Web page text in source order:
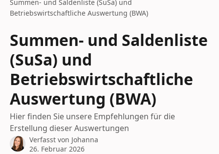
Summen- und Saldenliste (SuSa) und
Betriebswirtschaftliche Auswertung (BWA)
Summen- und Saldenliste
(SuSa) und
Betriebswirtschaftliche
Auswertung (BWA)
Hier finden Sie unsere Empfehlungen für die
Erstellung dieser Auswertungen
Verfasst von Johanna
26. Februar 2026